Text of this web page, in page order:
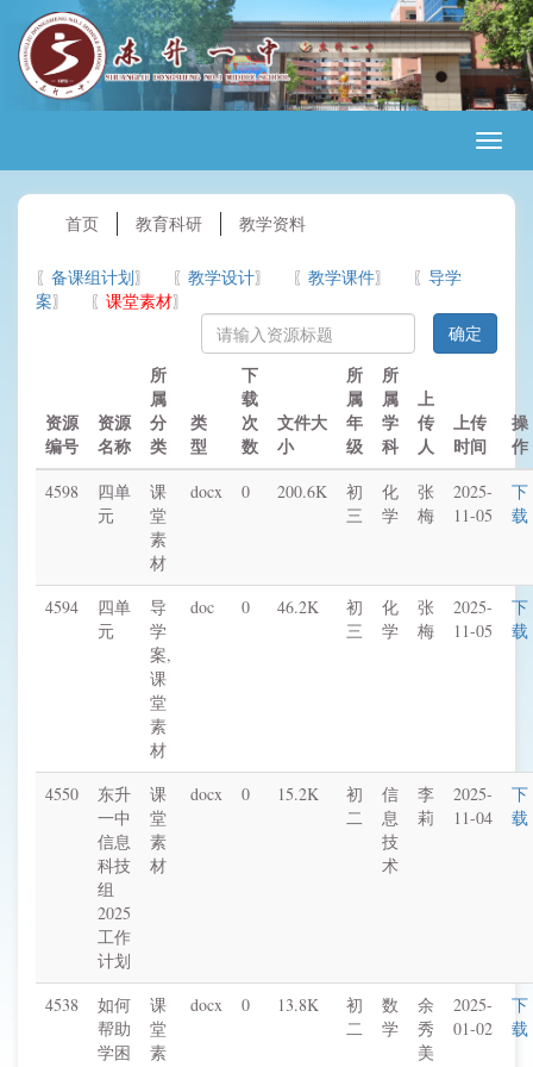
首页 教育科研 教学资料
备课组计划 教学设计 教学课件
导学
案
课堂素材
资源
编号
资源
名称
所
属
分
类
类
型
下
载
次
数
文件大
小
所
属
年
级
所
属
学
科
上
传
人
上传
时间
操
作
4598
四单
元
课
堂
素
材
docx 0 200.6K
初
三
化
学
张
梅
2025-
11-05
下
载
4594
四单
元
导
学
案,
课
堂
素
材
doc 0 46.2K
初
三
化
学
张
梅
2025-
11-05
下
载
4550
东升
一中
信息
科技
组
2025
工作
计划
课
堂
素
材
docx 0 15.2K
初
二
信
息
技
术
李
莉
2025-
11-04
下
载
4538
如何
帮助
学困
课
堂
素
docx 0 13.8K
初
二
数
学
余
秀
美
2025-
01-02
下
载